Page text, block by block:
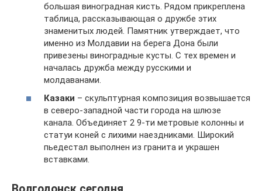
большая виноградная кисть. Рядом прикреплена
таблица, рассказывающая о дружбе этих
знаменитых людей. Памятник утверждает, что
именно из Молдавии на берега Дона были
привезены виноградные кусты. С тех времен и
началась дружба между русскими и
молдаванами.
Казаки – скульптурная композиция возвышается
в северо-западной части города на шлюзе
канала. Объединяет 2 9-ти метровые колонны и
статуи коней с лихими наездниками. Широкий
пьедестал выполнен из гранита и украшен
вставками.